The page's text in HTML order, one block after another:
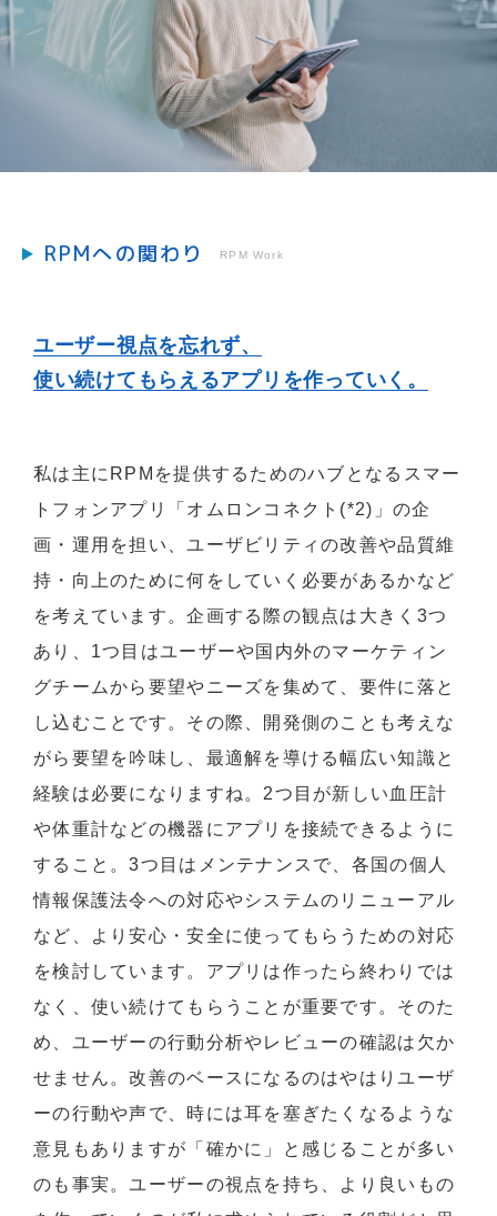
RPMへの関わり RPM Work
ユーザー視点を忘れず、
使い続けてもらえるアプリを作っていく。
私は主にRPMを提供するためのハブとなるスマー
トフォンアプリ「オムロンコネクト(*2)」の企
画・運用を担い、ユーザビリティの改善や品質維
持・向上のために何をしていく必要があるかなど
を考えています。企画する際の観点は大きく3つ
あり、1つ目はユーザーや国内外のマーケティン
グチームから要望やニーズを集めて、要件に落と
し込むことです。その際、開発側のことも考えな
がら要望を吟味し、最適解を導ける幅広い知識と
経験は必要になりますね。2つ目が新しい血圧計
や体重計などの機器にアプリを接続できるように
すること。3つ目はメンテナンスで、各国の個人
情報保護法令への対応やシステムのリニューアル
など、より安心・安全に使ってもらうための対応
を検討しています。アプリは作ったら終わりでは
なく、使い続けてもらうことが重要です。そのた
め、ユーザーの行動分析やレビューの確認は欠か
せません。改善のベースになるのはやはりユーザ
ーの行動や声で、時には耳を塞ぎたくなるような
意見もありますが「確かに」と感じることが多い
のも事実。ユーザーの視点を持ち、より良いもの